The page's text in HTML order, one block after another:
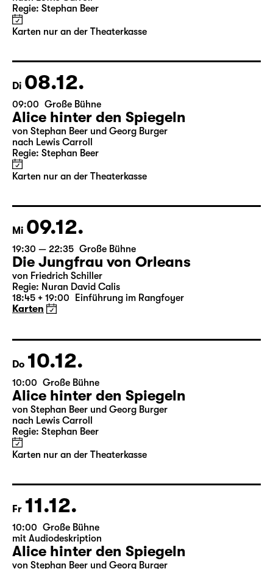
09:00 Große Bühne
Alice hinter den Spiegeln
von Stephan Beer und Georg Burger
Karten nur an der Theaterkasse
Di 08.12.
09:00 Große Bühne
Alice hinter den Spiegeln
von Stephan Beer und Georg Burger
Karten nur an der Theaterkasse
Mi 09.12.
19:30 — 22:35 Große Bühne
Die Jungfrau von Orleans
18:45 + 19:00 Einführung im Rangfoyer
Karten
Do 10.12.
10:00 Große Bühne
Alice hinter den Spiegeln
von Stephan Beer und Georg Burger
Karten nur an der Theaterkasse
Fr 11.12.